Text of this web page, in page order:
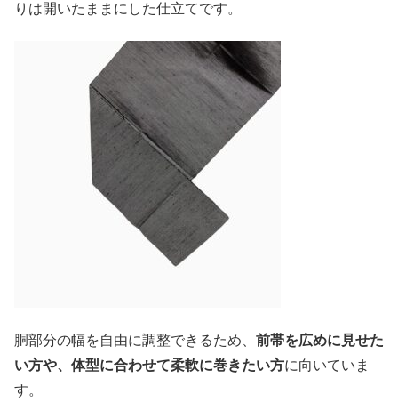
りは開いたままにした仕立てです。
胴部分の幅を自由に調整できるため、 前帯を広めに見せた
い方や、体型に合わせて柔軟に巻きたい方に向いていま
す。